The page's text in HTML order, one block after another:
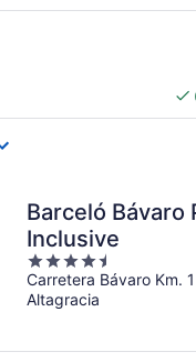
Barceló Bávaro
Inclusive
4.5
out
of
Carretera Bávaro Km.
Altagracia